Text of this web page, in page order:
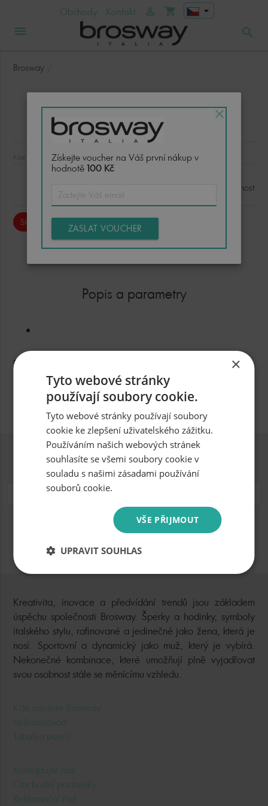
Obchody Kontakt person_outline shopping_cart arrow_drop_down
menu search
Brosway
Dostupnost
Sleva 100%
Popis a parametry
Parametry produktu
Určeno pro
Přihlásit se k odběru novinek
Souhlasím se zpracováním osobních údajů.
Kreativita, inovace a předvídání trendů jsou základem
úspěchu společnosti Brosway. Šperky a hodinky, symboly
italského stylu, rafinované a jedinečné jako žena, která je
nosí. Sportovní a dynamický jako muž, který je vybírá.
Nekonečné kombinace, které umožňují plně vyjadřovat
svou osobnost stále se měnícímu vzhledu.
Kde najdete Brosway
Velkoobchod
Tabulka punců
Kontaktujte nás
Obchodní podmínky
Reklamační řád
close
Získejte voucher na Váš první nákup v
hodnotě100 Kč
ZASLAT VOUCHER
×
Tyto webové stránky
používají soubory cookie.
Tyto webové stránky používají soubory
cookie ke zlepšení uživatelského zážitku.
Používáním našich webových stránek
souhlasíte se všemi soubory cookie v
souladu s našimi zásadami používání
souborů cookie.
VŠE PŘIJMOUT
UPRAVIT SOUHLAS